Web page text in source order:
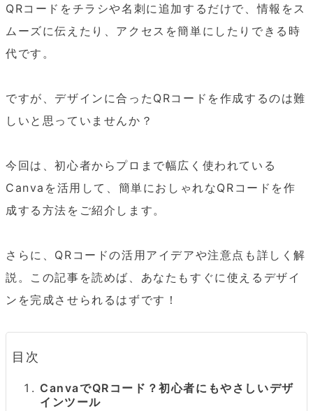
QRコードをチラシや名刺に追加するだけで、情報をス
ムーズに伝えたり、アクセスを簡単にしたりできる時
代です。
ですが、デザインに合ったQRコードを作成するのは難
しいと思っていませんか？
今回は、初心者からプロまで幅広く使われている
Canvaを活用して、簡単におしゃれなQRコードを作
成する方法をご紹介します。
さらに、QRコードの活用アイデアや注意点も詳しく解
説。この記事を読めば、あなたもすぐに使えるデザイ
ンを完成させられるはずです！
目次
CanvaでQRコード？初心者にもやさしいデザ
インツール